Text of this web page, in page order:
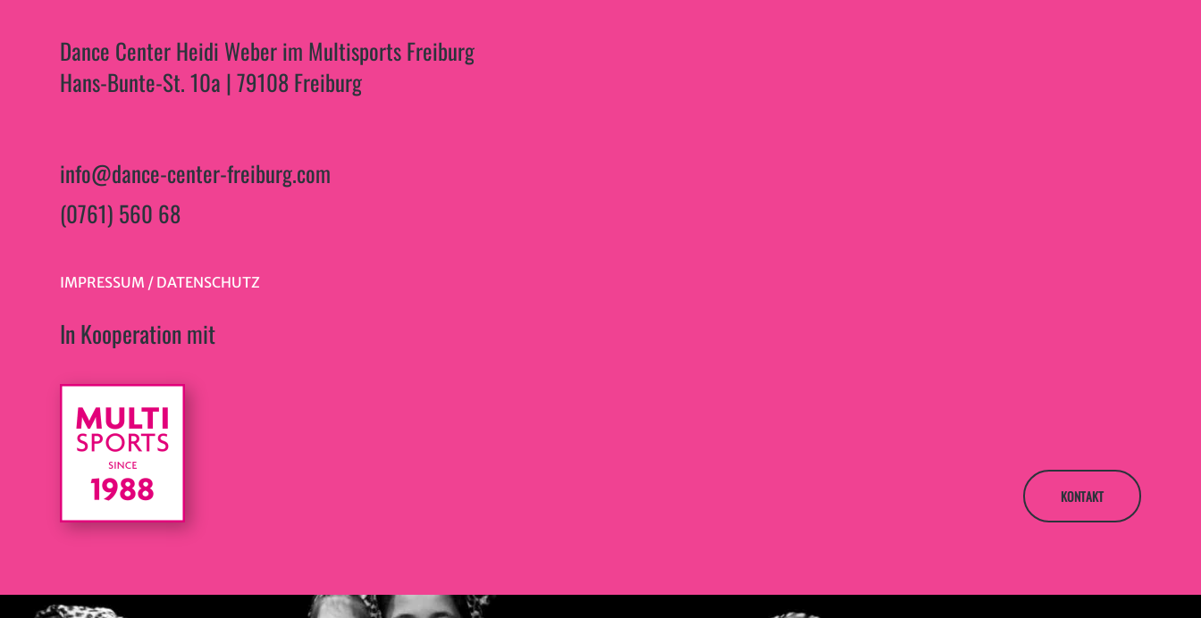
Dance Center Heidi Weber im Multisports Freiburg
Hans-Bunte-St. 10a | 79108 Freiburg
info@dance-center-freiburg.com
(0761) 560 68
IMPRESSUM / DATENSCHUTZ
In Kooperation mit
KONTAKT